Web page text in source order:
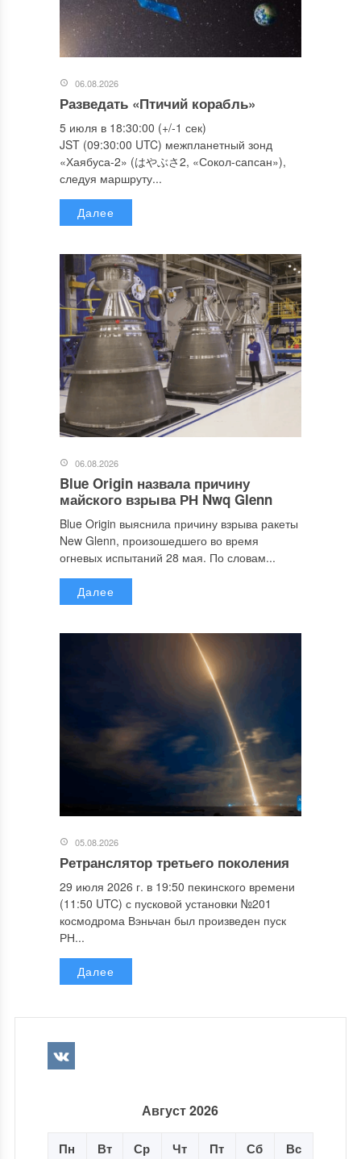
06.08.2026
Разведать «Птичий корабль»
5 июля в 18:30:00 (+/-1 сек)
JST (09:30:00 UTC) межпланетный зонд
«Хаябуса-2» (はやぶさ2, «Сокол-сапсан»),
следуя маршруту...
Далее
06.08.2026
Blue Origin назвала причину
майского взрыва РН Nwq Glenn
Blue Origin выяснила причину взрыва ракеты
New Glenn, произошедшего во время
огневых испытаний 28 мая. По словам...
Далее
05.08.2026
Ретранслятор третьего поколения
29 июля 2026 г. в 19:50 пекинского времени
(11:50 UTC) с пусковой установки №201
космодрома Вэньчан был произведен пуск
РН...
Далее
Август 2026
Пн Вт Ср Чт Пт Сб Вс